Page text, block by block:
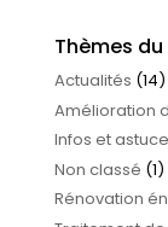
Thèmes
Actualités (14)
Amélioration
Infos et
Non classé (1)
Rénovation